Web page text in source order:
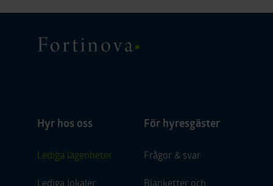
Hyr hos oss
Lediga lägenheter
Lediga lokaler
För hyresgäster
Frågor & svar
Blanketter och